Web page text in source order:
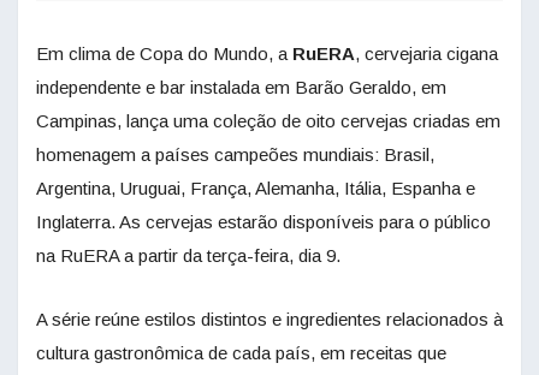
Em clima de Copa do Mundo, a RuERA, cervejaria cigana
independente e bar instalada em Barão Geraldo, em
Campinas, lança uma coleção de oito cervejas criadas em
homenagem a países campeões mundiais: Brasil,
Argentina, Uruguai, França, Alemanha, Itália, Espanha e
Inglaterra. As cervejas estarão disponíveis para o público
na RuERA a partir da terça-feira, dia 9.
A série reúne estilos distintos e ingredientes relacionados à
cultura gastronômica de cada país, em receitas que